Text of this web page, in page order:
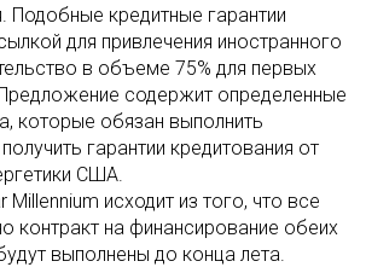
Подобные кредитные гарантии
для привлечения иностранного
в объеме 75% для первых
содержит определенные
которые обязан выполнить
гарантии кредитования от
США.
исходит из того, что все
контракт на финансирование обеих
выполнены до конца лета.